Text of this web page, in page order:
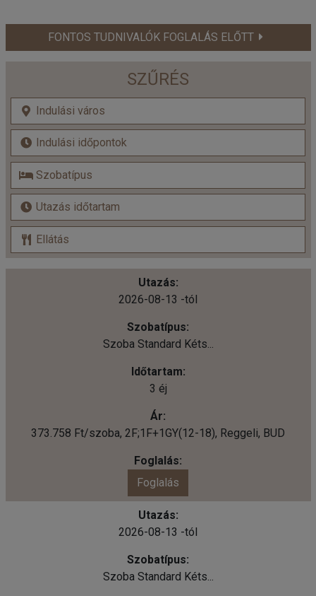
FONTOS TUDNIVALÓK FOGLALÁS ELŐTT
SZŰRÉS
2026-08-13 -tól
Szoba Standard Kéts...
3 éj
373.758 Ft/szoba, 2F;1F+1GY(12-18), Reggeli, BUD
Foglalás
2026-08-13 -tól
Szoba Standard Kéts...